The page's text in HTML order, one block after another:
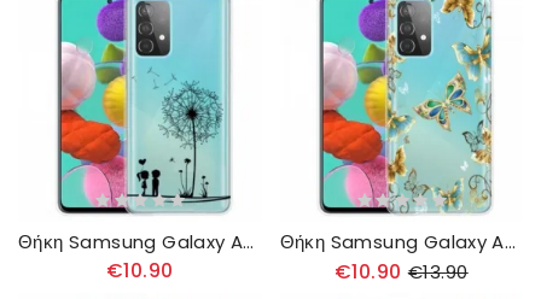
Θήκη Samsung Galaxy A32 4G Πικραλίδα Αγάπη
€10.90
Θήκη Samsung Galaxy A32 4G Σχέδιο Πεταλούδων
€10.90 €13.90